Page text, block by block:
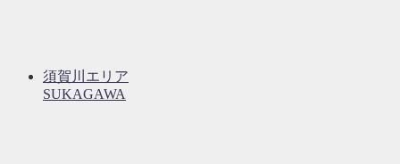
須賀川エリア
SUKAGAWA